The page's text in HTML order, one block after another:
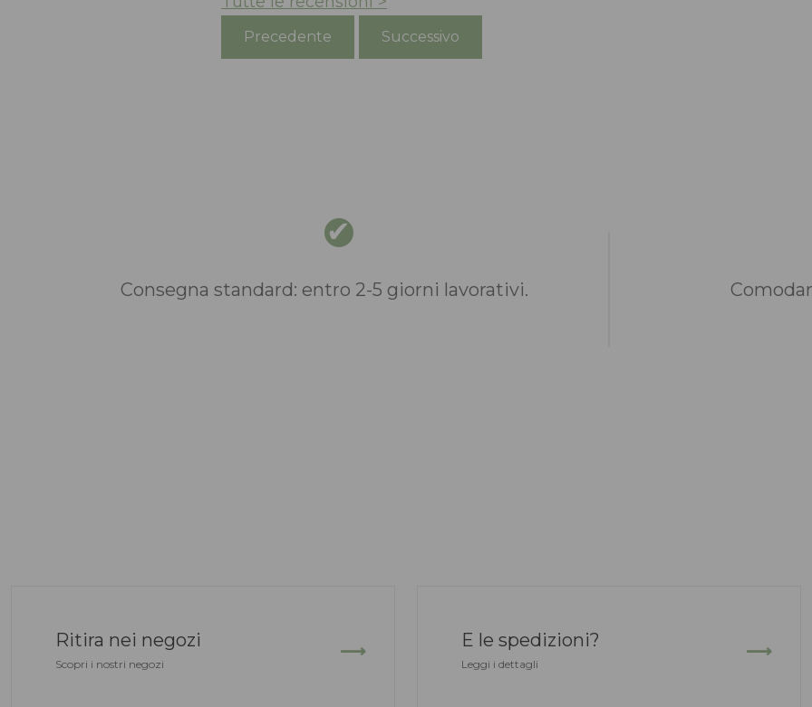
Precedente Successivo
Consegna standard: entro 2-5 giorni lavorativi.
Ritira nei negozi
Scopri i nostri negozi
E le spedizioni?
Leggi i dettagli